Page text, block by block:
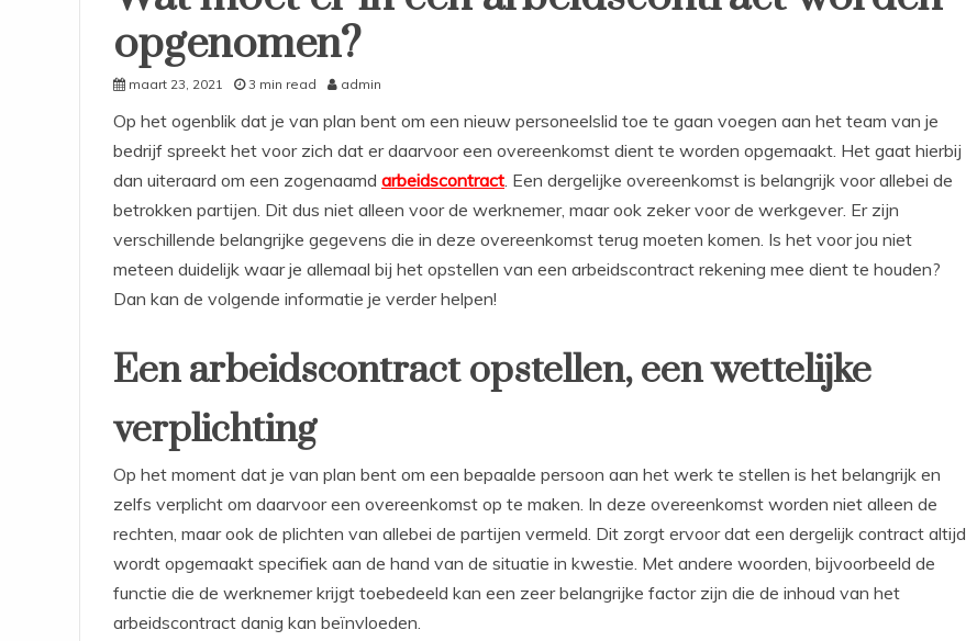
opgenomen?
maart 23, 2021 3 min read admin
Op het ogenblik dat je van plan bent om een nieuw personeelslid toe te gaan voegen aan het team van je
bedrijf spreekt het voor zich dat er daarvoor een overeenkomst dient te worden opgemaakt. Het gaat hierbij
dan uiteraard om een zogenaamd arbeidscontract . Een dergelijke overeenkomst is belangrijk voor allebei de
betrokken partijen. Dit dus niet alleen voor de werknemer, maar ook zeker voor de werkgever. Er zijn
verschillende belangrijke gegevens die in deze overeenkomst terug moeten komen. Is het voor jou niet
meteen duidelijk waar je allemaal bij het opstellen van een arbeidscontract rekening mee dient te houden?
Dan kan de volgende informatie je verder helpen!
Een arbeidscontract opstellen, een wettelijke
verplichting
Op het moment dat je van plan bent om een bepaalde persoon aan het werk te stellen is het belangrijk en
zelfs verplicht om daarvoor een overeenkomst op te maken. In deze overeenkomst worden niet alleen de
rechten, maar ook de plichten van allebei de partijen vermeld. Dit zorgt ervoor dat een dergelijk contract altijd
wordt opgemaakt specifiek aan de hand van de situatie in kwestie. Met andere woorden, bijvoorbeeld de
functie die de werknemer krijgt toebedeeld kan een zeer belangrijke factor zijn die de inhoud van het
arbeidscontract danig kan beïnvloeden.